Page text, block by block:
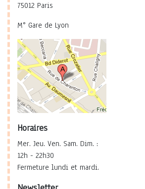
75012 Paris
M° Gare de Lyon
Horaires
Mer. Jeu. Ven. Sam. Dim. :
12h - 22h30
Fermeture lundi et mardi.